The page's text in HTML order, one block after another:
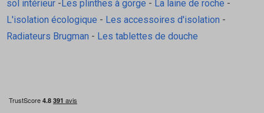
sol intérieur- Les plinthes à gorge - La laine de roche -
L'isolation écologique - Les accessoires d'isolation -
Radiateurs Brugman - Les tablettes de douche